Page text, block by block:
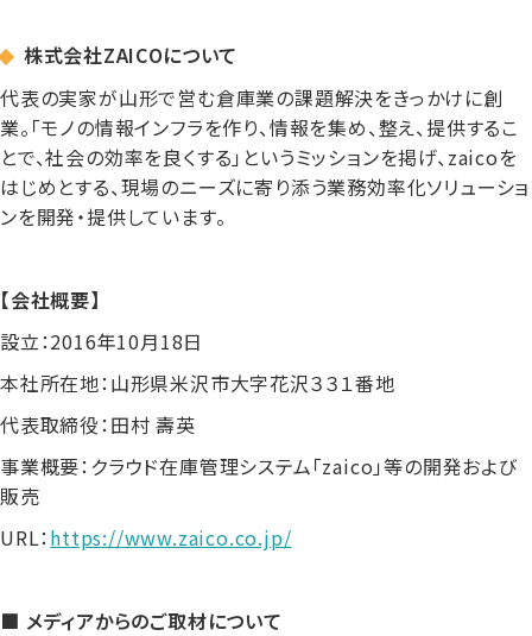
株式会社ZAICOについて
代表の実家が山形で営む倉庫業の課題解決をきっかけに創
業。「モノの情報インフラを作り、情報を集め、整え、提供するこ
とで、社会の効率を良くする」というミッションを掲げ、zaicoを
はじめとする、現場のニーズに寄り添う業務効率化ソリューショ
ンを開発・提供しています。
【会社概要】
設立：2016年10月18日
本社所在地：山形県米沢市大字花沢３３１番地
代表取締役：田村 壽英
事業概要：クラウド在庫管理システム「zaico」等の開発および
販売
URL：https://www.zaico.co.jp/
■ メディアからのご取材について